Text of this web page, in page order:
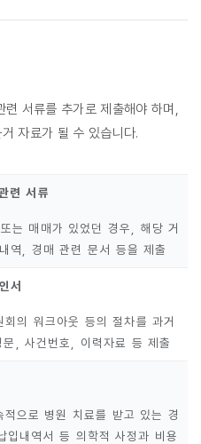
서류를 추가로 제출해야 하며,
자료가 될 수 있습니다.
련 서류
는 매매가 있었던 경우, 해당 거
역, 경매 관련 문서 등을 제출
서
의 워크아웃 등의 절차를 과거
, 사건번호, 이력자료 등 제출
적으로 병원 치료를 받고 있는 경
내역서 등 의학적 사정과 비용